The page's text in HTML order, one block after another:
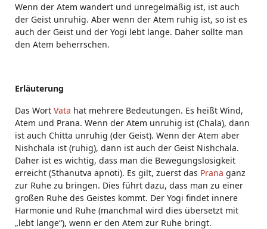
Wenn der Atem wandert und unregelmäßig ist, ist auch
der Geist unruhig. Aber wenn der Atem ruhig ist, so ist es
auch der Geist und der Yogi lebt lange. Daher sollte man
den Atem beherrschen.
Erläuterung
Das Wort Vata hat mehrere Bedeutungen. Es heißt Wind,
Atem und Prana. Wenn der Atem unruhig ist (Chala), dann
ist auch Chitta unruhig (der Geist). Wenn der Atem aber
Nishchala ist (ruhig), dann ist auch der Geist Nishchala.
Daher ist es wichtig, dass man die Bewegungslosigkeit
erreicht (Sthanutva apnoti). Es gilt, zuerst das Prana ganz
zur Ruhe zu bringen. Dies führt dazu, dass man zu einer
großen Ruhe des Geistes kommt. Der Yogi findet innere
Harmonie und Ruhe (manchmal wird dies übersetzt mit
„lebt lange“), wenn er den Atem zur Ruhe bringt.